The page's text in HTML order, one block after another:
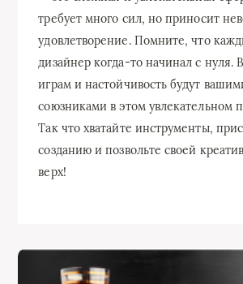
требует много сил, но приносит
удовлетворение. Помните, что
дизайнер когда-то начинал с нуля.
играм и настойчивость будут
союзниками в этом увлекательном
Так что хватайте инструменты,
созданию и позвольте своей
верх!